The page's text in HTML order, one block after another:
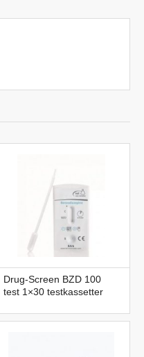
Drug-Screen BZD 100
test 1×30 testkassetter